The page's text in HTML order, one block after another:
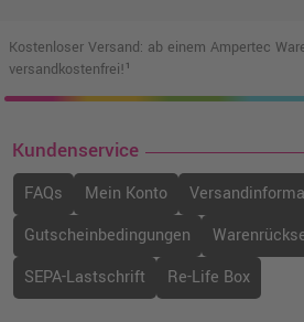
Kostenloser Versand: ab einem Ampertec
versandkostenfrei!¹
Kundenservice
FAQs Mein Konto
Gutscheinbedingungen
SEPA-Lastschrift
Re-Life Box